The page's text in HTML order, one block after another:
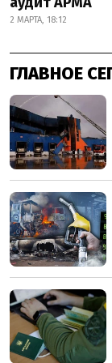
2 МАРТА, 18:12
ГЛАВНОЕ